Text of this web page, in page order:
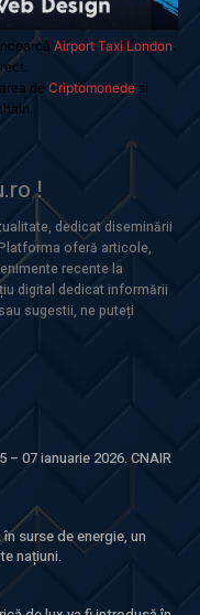
Airport Taxi London
de Criptomonedesi
!
dedicat diseminării
oferă articole,
recente la
digital dedicat informării
sugestii, ne puteți
07 ianuarie 2026. CNAIR
surse de energie, un
națiuni.